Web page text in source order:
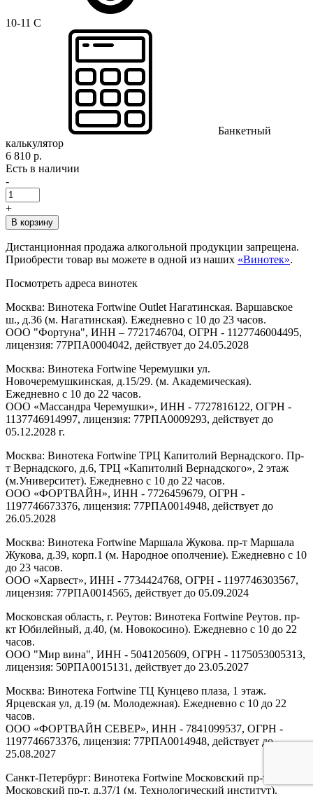
10-11 C
Банкетный
калькулятор
6 810 р.
Есть в наличии
-
+
В корзину
Дистанционная продажа алкогольной продукции запрещена.
Приобрести товар вы можете в одной из наших «Винотек».
Посмотреть адреса винотек
Москва: Винотека Fortwine Outlet Нагатинская. Варшавское
ш., д.36 (м. Нагатинская). Ежедневно с 10 до 23 часов.
ООО "Фортуна", ИНН – 7721746704, ОГРН - 1127746004495,
лицензия: 77РПА0004042, действует до 24.05.2028
Москва: Винотека Fortwine Черемушки ул.
Новочеремушкинская, д.15/29. (м. Академическая).
Ежедневно с 10 до 22 часов.
ООО «Массандра Черемушки», ИНН - 7727816122, ОГРН -
1137746914997, лицензия: 77РПА0009293, действует до
05.12.2028 г.
Москва: Винотека Fortwine ТРЦ Капитолий Вернадского. Пр-
т Вернадского, д.6, ТРЦ «Капитолий Вернадского», 2 этаж
(м.Университет). Ежедневно с 10 до 22 часов.
ООО «ФОРТВАЙН», ИНН - 7726459679, ОГРН -
1197746673376, лицензия: 77РПА0014948, действует до
26.05.2028
Москва: Винотека Fortwine Маршала Жукова. пр-т Маршала
Жукова, д.39, корп.1 (м. Народное ополчение). Ежедневно с 10
до 23 часов.
ООО «Харвест», ИНН - 7734424768, ОГРН - 1197746303567,
лицензия: 77РПА0014565, действует до 05.09.2024
Московская область, г. Реутов: Винотека Fortwine Реутов. пр-
кт Юбилейный, д.40, (м. Новокосино). Ежедневно с 10 до 22
часов.
ООО "Мир вина", ИНН - 5041205609, ОГРН - 1175053005313,
лицензия: 50РПА0015131, действует до 23.05.2027
Москва: Винотека Fortwine ТЦ Кунцево плаза, 1 этаж.
Ярцевская ул, д.19 (м. Молодежная). Ежедневно с 10 до 22
часов.
ООО «ФОРТВАЙН СЕВЕР», ИНН - 7841099537, ОГРН -
1197746673376, лицензия: 77РПА0014948, действует до
25.08.2027
Санкт-Петербург: Винотека Fortwine Московский пр-т.
Московский пр-т, д.37/1 (м. Технологический институт).